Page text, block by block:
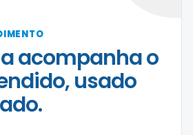
acompanha o
usado